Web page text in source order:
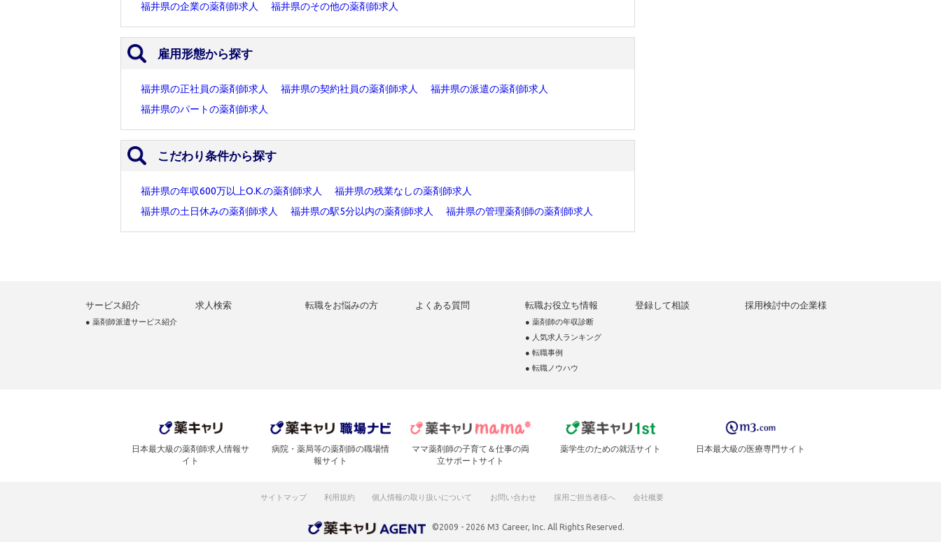
福井県の企業の薬剤師求人
福井県のその他の薬剤師求人
雇用形態から探す
福井県の正社員の薬剤師求人 福井県の契約社員の薬剤師求人
福井県の派遣の薬剤師求人
福井県のパートの薬剤師求人
こだわり条件から探す
福井県の年収600万以上O.K.の薬剤師求人
福井県の残業なしの薬剤師求人
福井県の土日休みの薬剤師求人
福井県の駅5分以内の薬剤師求人 福井県の管理薬剤師の薬剤師求人
サービス紹介
● 薬剤師派遣サービス紹介
求人検索 転職をお悩みの方 よくある質問 転職お役立ち情報
● 薬剤師の年収診断
● 人気求人ランキング
● 転職事例
● 転職ノウハウ
登録して相談 採用検討中の企業様
日本最大級の薬剤師求人情報サ
イト
病院・薬局等の薬剤師の職場情
報サイト
ママ薬剤師の子育て＆仕事の両
立サポートサイト
薬学生のための就活サイト 日本最大級の医療専門サイト
サイトマップ 利用規約 個人情報の取り扱いについて お問い合わせ 採用ご担当者様へ 会社概要
©2009 - 2026 M3 Career, Inc. All Rights Reserved.